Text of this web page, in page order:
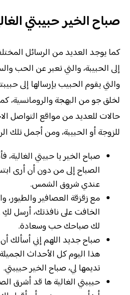
صباح الخير حبيبتي
كما يوجد العديد من الرسائل
إلى الحبيبة، والتي تعبر عن الحب
والتي يقوم الحبيب بإرسالها إلى
لخلق جو من البهجة والرومانسية،
حالات للعديد من مواقع التواصل
للزوجة أو الحبيبة، ومن أجمل تلك
صباح الخير يا حبيتي الغالية،
الصباح إلى من دون أن أرى
عندي شروق الشمس.
مع زقزقة العصافير
الخافت على نافذتك، أرسل لكِ
لك صباحك حب وسعادة.
صباح جديد اللهم إني أسألك
هذا اليوم كل الأحداث
تديمها لي، صباح الخير حبيبتي.
حبيبتي الغالية ها قد أشرق